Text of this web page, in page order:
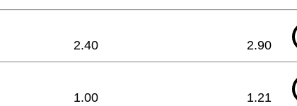
2.40 2.90
1.00 1.21